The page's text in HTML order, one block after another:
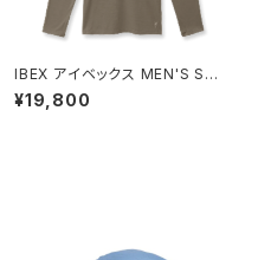
IBEX アイベックス MEN'S SP
RINGBOK SUN HOODIE / S
HIITAKE
¥19,800